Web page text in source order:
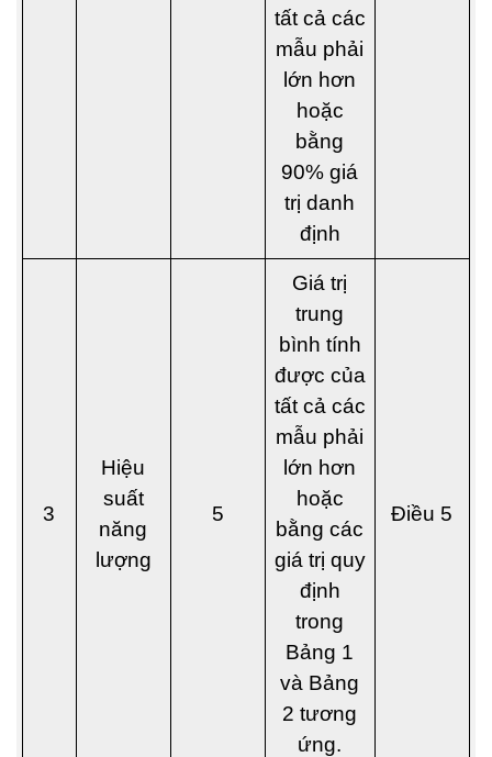
tất cả các
mẫu phải
lớn hơn
hoặc
bằng
90% giá
trị danh
định
3
Hiệu
suất
năng
lượng
5
Giá trị
trung
bình tính
được của
tất cả các
mẫu phải
lớn hơn
hoặc
bằng các
giá trị quy
định
trong
Bảng 1
và Bảng
2 tương
ứng.
Điều 5